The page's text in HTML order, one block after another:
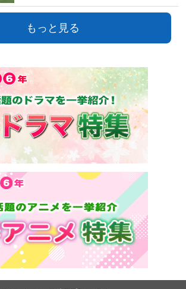
もっと見る